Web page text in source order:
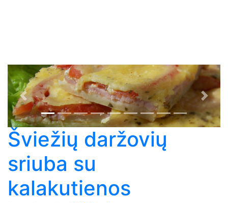
Previous Next
Šviežių daržovių
sriuba su
kalakutienos